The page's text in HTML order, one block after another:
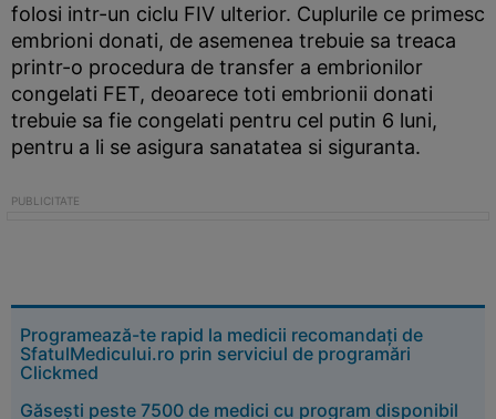
folosi intr-un ciclu FIV ulterior. Cuplurile ce primesc
embrioni donati, de asemenea trebuie sa treaca
printr-o procedura de transfer a embrionilor
congelati FET, deoarece toti embrionii donati
trebuie sa fie congelati pentru cel putin 6 luni,
pentru a li se asigura sanatatea si siguranta.
Programează-te rapid la medicii recomandați de
SfatulMedicului.ro prin serviciul de programări
Clickmed
Găsești peste 7500 de medici cu program disponibil